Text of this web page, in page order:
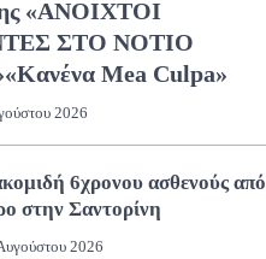
«ΑΝΟΙΧΤΟΙ
ΣΤΟ ΝΟΤΙΟ
Mea Culpa»
2026
6χρονου ασθενούς από
στην Σαντορίνη
2026